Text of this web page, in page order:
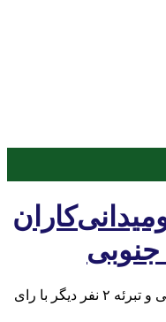
جنوبی
حبس ۲ دوومیدانی‌کار ایران در کره‌جنوبی و تبرئه ۲ نفر دیگر با رای